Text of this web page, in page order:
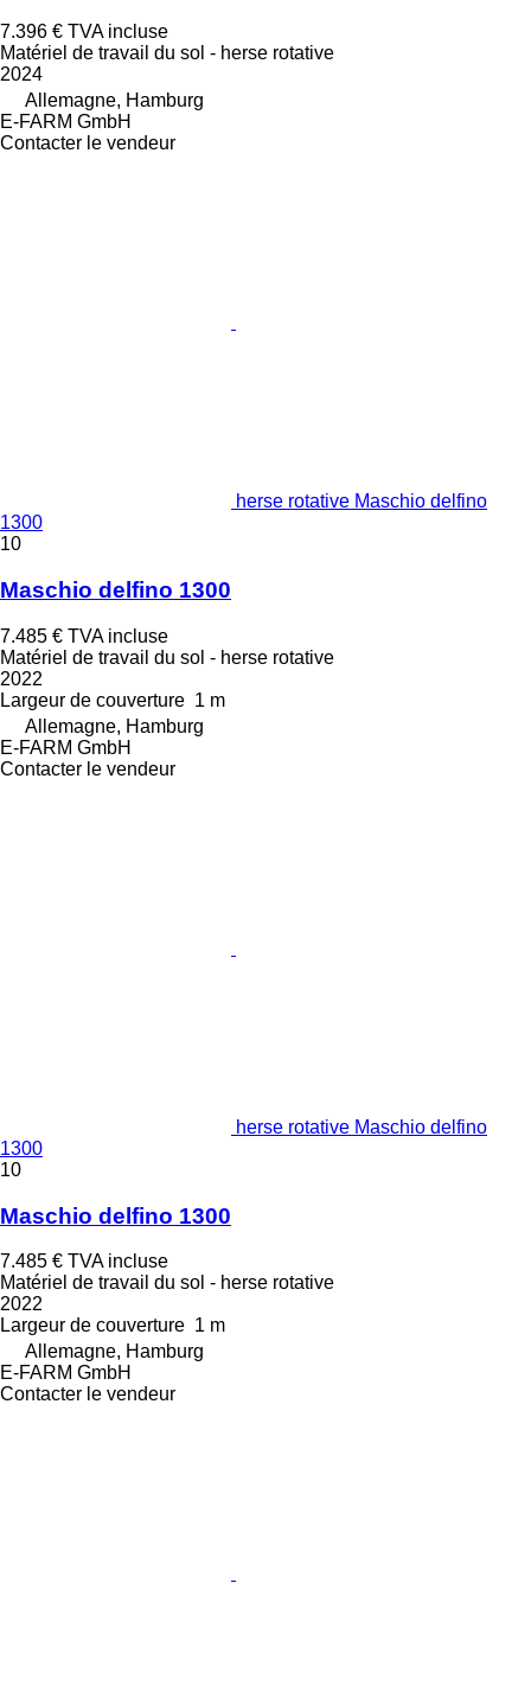
7.396 € TVA incluse
Matériel de travail du sol - herse rotative
2024
Allemagne, Hamburg
E-FARM GmbH
Contacter le vendeur
herse rotative Maschio delfino
1300
10
Maschio delfino 1300
7.485 € TVA incluse
Matériel de travail du sol - herse rotative
2022
Largeur de couverture 1 m
Allemagne, Hamburg
E-FARM GmbH
Contacter le vendeur
herse rotative Maschio delfino
1300
10
Maschio delfino 1300
7.485 € TVA incluse
Matériel de travail du sol - herse rotative
2022
Largeur de couverture 1 m
Allemagne, Hamburg
E-FARM GmbH
Contacter le vendeur